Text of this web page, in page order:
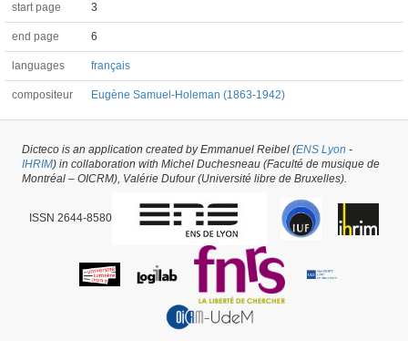
start page 3
end page 6
languages français
compositeur Eugène Samuel-Holeman (1863-1942)
Article #14215 - latest update on 29/05/2026,created on 13/04/2017 by
Chiwy
Dicteco is an application created by Emmanuel Reibel (ENS Lyon -
IHRIM) in collaboration with Michel Duchesneau (Faculté de musique de
Montréal – OICRM), Valérie Dufour (Université libre de Bruxelles).
ISSN 2644-8580